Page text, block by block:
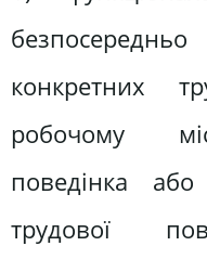
безпосередньо
конкретних
робочому
поведінка
трудової